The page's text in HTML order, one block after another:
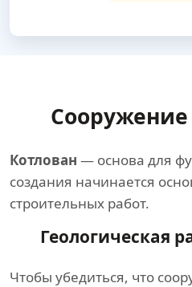
Сооружение
Котлован — основа для
создания начинается
строительных работ.
Геологическая
Чтобы убедиться, что